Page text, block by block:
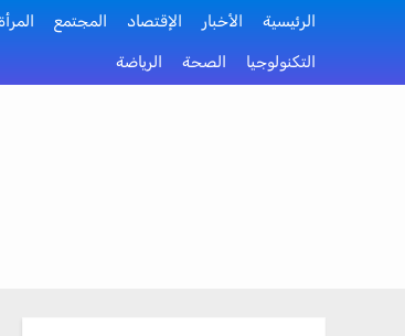
الرئيسية الأخبار الإقتصاد المجتمع
التكنولوجيا الصحة الرياضة